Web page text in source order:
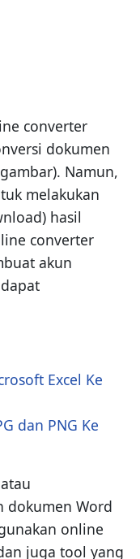
converter
dokumen
Namun,
melakukan
hasil
converter
akun
Excel Ke
dan PNG Ke
dokumen Word
online
juga tool yang